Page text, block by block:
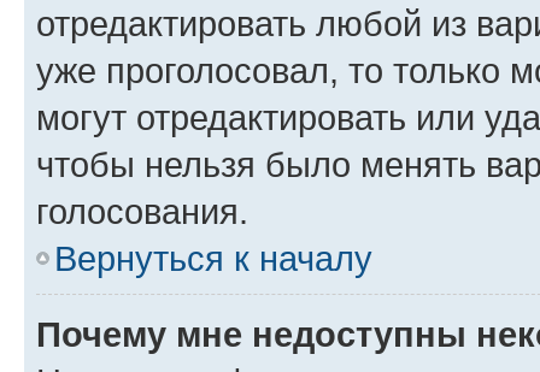
отредактировать любой из
уже проголосовал, то только
могут отредактировать или
чтобы нельзя было менять
голосования.
Вернуться к началу
Почему мне недоступны